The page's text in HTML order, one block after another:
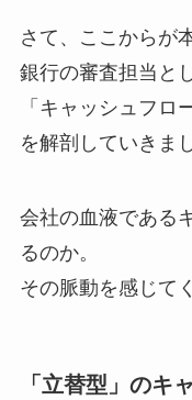
さて、ここからが
銀行の審査担当と
「キャッシュフロ
を解剖していきま
会社の血液である
るのか。
その脈動を感じて
「立替型」のキ